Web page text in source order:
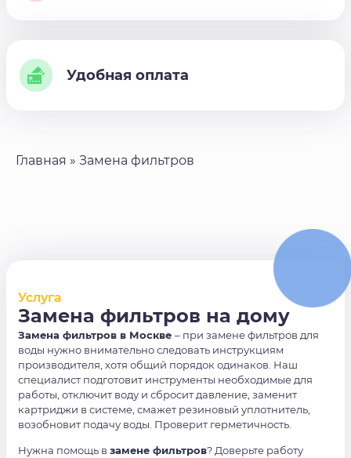
Удобная оплата
Главная » Замена фильтров
Услуга
Замена фильтров на дому
Замена фильтров в Москве – при замене фильтров для
воды нужно внимательно следовать инструкциям
производителя, хотя общий порядок одинаков. Наш
специалист подготовит инструменты необходимые для
работы, отключит воду и сбросит давление, заменит
картриджи в системе, смажет резиновый уплотнитель,
возобновит подачу воды. Проверит герметичность.
Нужна помощь в замене фильтров? Доверьте работу